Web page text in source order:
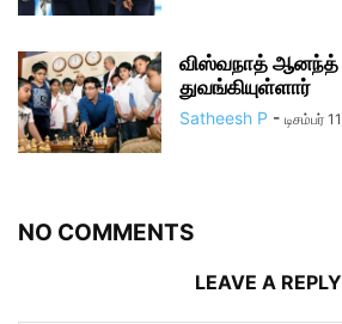
விஸ்வநாத் ஆனந்த்
துவங்கியுள்ளார்
Satheesh P - டிசம்பர்
NO COMMENTS
LEAVE A REPLY